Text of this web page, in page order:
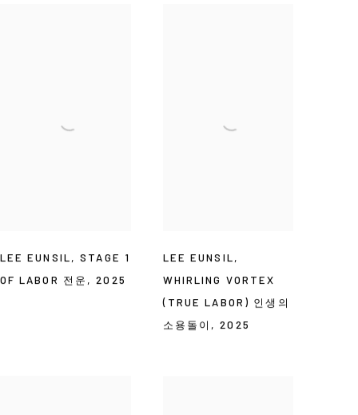
LEE EUNSIL,STAGE 1
OF LABOR 전운 ,2025
LEE EUNSIL,
WHIRLING VORTEX
(TRUE LABOR) 인생의
소용돌이 ,2025